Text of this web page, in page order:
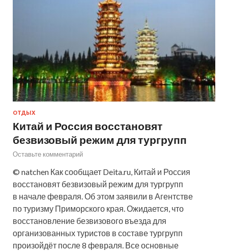
ОТДЫХ
Китай и Россия восстановят
безвизовый режим для тургрупп
Оставьте комментарий
© natchen Как сообщает Deita.ru, Китай и Россия
восстановят безвизовый режим для тургрупп
в начале февраля. Об этом заявили в Агентстве
по туризму Приморского края. Ожидается, что
восстановление безвизового въезда для
организованных туристов в составе тургрупп
произойдёт после 8 февраля. Все основные